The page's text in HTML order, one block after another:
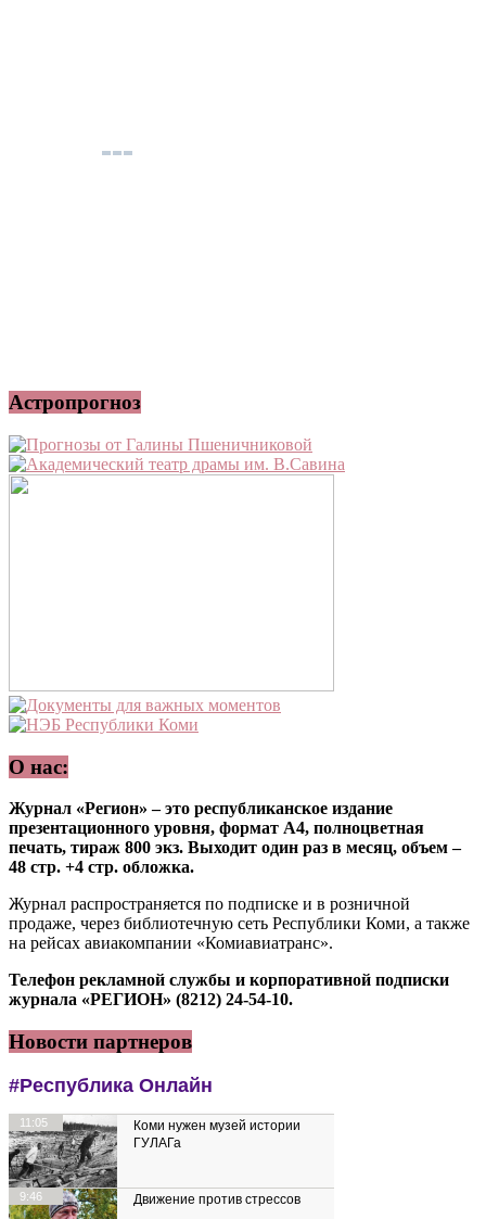
Астропрогноз
О нас:
Журнал «Регион» – это республиканское издание
презентационного уровня, формат А4, полноцветная
печать, тираж 800 экз. Выходит один раз в месяц, объем –
48 стр. +4 стр. обложка.
Журнал распространяется по подписке и в розничной
продаже, через библиотечную сеть Республики Коми, а также
на рейсах авиакомпании «Комиавиатранс».
Телефон рекламной службы и корпоративной подписки
журнала «РЕГИОН» (8212) 24-54-10.
Новости партнеров